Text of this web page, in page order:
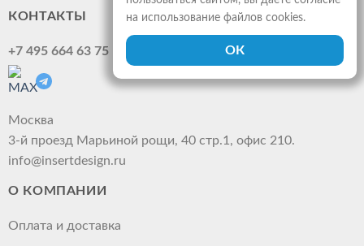
КОНТАКТЫ
+7 495 664 63 75
Москва
3-й проезд Марьиной рощи, 40 стр.1, офис 210.
info@insertdesign.ru
О КОМПАНИИ
Оплата и доставка
на использование файлов cookies.